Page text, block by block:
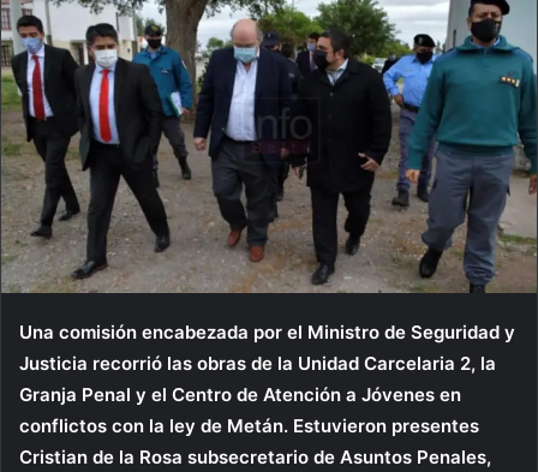
Una comisión encabezada por el Ministro de Seguridad y
Justicia recorrió las obras de la Unidad Carcelaria 2, la
Granja Penal y el Centro de Atención a Jóvenes en
conflictos con la ley de Metán. Estuvieron presentes
Cristian de la Rosa subsecretario de Asuntos Penales,